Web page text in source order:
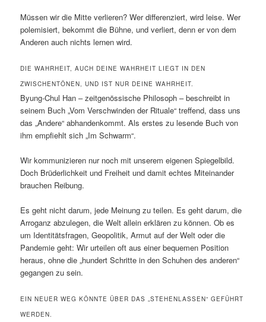
Müssen wir die Mitte verlieren? Wer differenziert, wird leise. Wer
polemisiert, bekommt die Bühne, und verliert, denn er von dem
Anderen auch nichts lernen wird.
DIE WAHRHEIT, AUCH DEINE WAHRHEIT LIEGT IN DEN
ZWISCHENTÖNEN, UND IST NUR DEINE WAHRHEIT.
Byung-Chul Han – zeitgenössische Philosoph – beschreibt in
seinem Buch „Vom Verschwinden der Rituale“ treffend, dass uns
das „Andere“ abhandenkommt. Als erstes zu lesende Buch von
ihm empfiehlt sich „Im Schwarm“.
Wir kommunizieren nur noch mit unserem eigenen Spiegelbild.
Doch Brüderlichkeit und Freiheit und damit echtes Miteinander
brauchen Reibung.
Es geht nicht darum, jede Meinung zu teilen. Es geht darum, die
Arroganz abzulegen, die Welt allein erklären zu können. Ob es
um Identitätsfragen, Geopolitik, Armut auf der Welt oder die
Pandemie geht: Wir urteilen oft aus einer bequemen Position
heraus, ohne die „hundert Schritte in den Schuhen des anderen“
gegangen zu sein.
EIN NEUER WEG KÖNNTE ÜBER DAS „STEHENLASSEN“ GEFÜHRT
WERDEN.